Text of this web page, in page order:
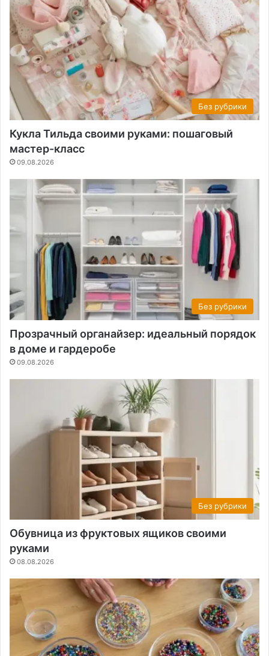
Без рубрики
Кукла Тильда своими руками: пошаговый
мастер-класс
09.08.2026
Без рубрики
Прозрачный органайзер: идеальный порядок
в доме и гардеробе
09.08.2026
Без рубрики
Обувница из фруктовых ящиков своими
руками
08.08.2026